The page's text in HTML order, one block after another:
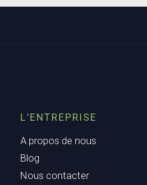
L’ENTREPRISE
A propos de nous
Blog
Nous contacter